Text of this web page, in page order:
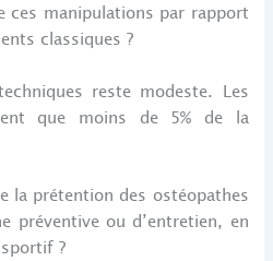
ces manipulations par rapport
classiques ?
reste modeste. Les
que moins de 5% de la
la prétention des ostéopathes
préventive ou d’entretien, en
?